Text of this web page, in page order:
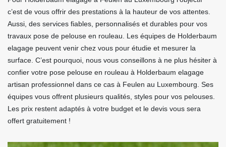
c’est de vous offrir des prestations à la hauteur de vos attentes.
Aussi, des services fiables, personnalisés et durables pour vos
travaux pose de pelouse en rouleau. Les équipes de Holderbaum
elagage peuvent venir chez vous pour étudie et mesurer la
surface. C’est pourquoi, nous vous conseillons à ne plus hésiter à
confier votre pose pelouse en rouleau à Holderbaum elagage
artisan professionnel dans ce cas à Feulen au Luxembourg. Ses
équipes vous offrent plusieurs qualités, styles pour vos pelouses.
Les prix restent adaptés à votre budget et le devis vous sera
offert gratuitement !